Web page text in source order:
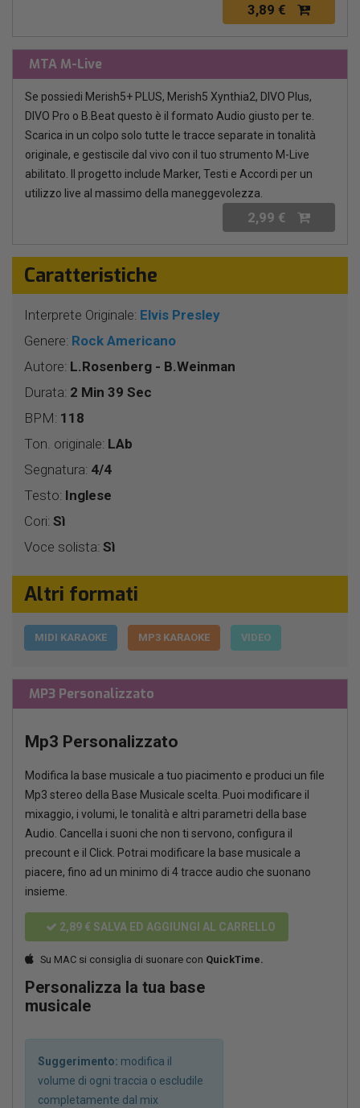
3,89 €
MTA M-Live
Se possiedi Merish5+ PLUS, Merish5 Xynthia2, DIVO Plus,
DIVO Pro o B.Beat questo è il formato Audio giusto per te.
Scarica in un colpo solo tutte le tracce separate in tonalità
originale, e gestiscile dal vivo con il tuo strumento M-Live
abilitato. Il progetto include Marker, Testi e Accordi per un
utilizzo live al massimo della maneggevolezza.
2,99 €
Caratteristiche
Interprete Originale: Elvis Presley
Genere: Rock Americano
Autore: L.Rosenberg - B.Weinman
Durata: 2 Min 39 Sec
BPM: 118
Ton. originale: LAb
Segnatura: 4/4
Testo: Inglese
Cori: Sì
Voce solista: Sì
Altri formati
MIDI KARAOKE MP3 KARAOKE VIDEO
MP3 Personalizzato
Mp3 Personalizzato
Modifica la base musicale a tuo piacimento e produci un file
Mp3 stereo della Base Musicale scelta. Puoi modificare il
mixaggio, i volumi, le tonalità e altri parametri della base
Audio. Cancella i suoni che non ti servono, configura il
precount e il Click. Potrai modificare la base musicale a
piacere, fino ad un minimo di 4 tracce audio che suonano
insieme.
2,89 € SALVA ED AGGIUNGI AL CARRELLO
Su MAC si consiglia di suonare con QuickTime.
Personalizza la tua base
musicale
Suggerimento: modifica il
volume di ogni traccia o escludile
completamente dal mix